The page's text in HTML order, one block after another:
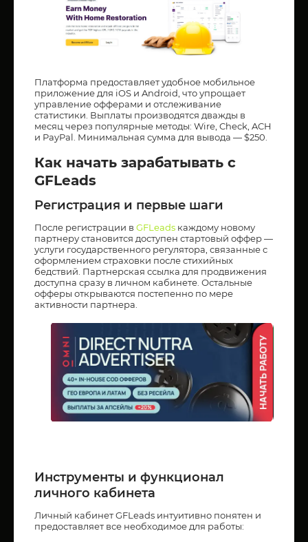
Платформа предоставляет удобное мобильное
приложение для iOS и Android, что упрощает
управление офферами и отслеживание
статистики. Выплаты производятся дважды в
месяц через популярные методы: Wire, Check, ACH
и PayPal. Минимальная сумма для вывода — $250.
Как начать зарабатывать с
GFLeads
Регистрация и первые шаги
После регистрации в GFLeads каждому новому
партнеру становится доступен стартовый оффер —
услуги государственного регулятора, связанные с
оформлением страховки после стихийных
бедствий. Партнерская ссылка для продвижения
доступна сразу в личном кабинете. Остальные
офферы открываются постепенно по мере
активности партнера.
Инструменты и функционал
личного кабинета
Личный кабинет GFLeads интуитивно понятен и
предоставляет все необходимое для работы: